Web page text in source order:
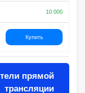
10 000
Купить
прямой
трансляции